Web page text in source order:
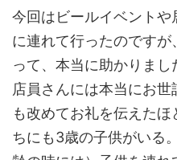
今回はビールイベント
に連れて行ったのです
って、本当に助かりま
店員さんには本当にお
も改めてお礼を伝えた
ちにも3歳の子供がいる